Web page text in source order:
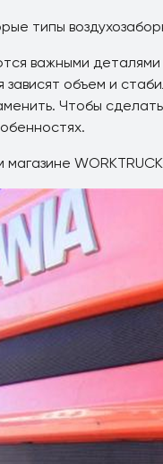
типы
важными
зависят объем и
Чтобы